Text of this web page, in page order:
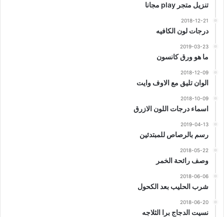
تنزيل متجر play مجانا
2018-12-21
درجات لون الكافيه
2019-03-23
ما هو ورق كانسون
2018-12-09
الوان تليق مع الاوف وايت
2018-10-09
اسماء درجات اللون الازرق
2019-04-13
رسم بالرصاص للمبتدئين
2018-05-22
وصف رائحة الخمر
2018-06-06
شرب الحليب بعد الكحول
2018-06-20
نسيت الدجاج برا الثلاجه